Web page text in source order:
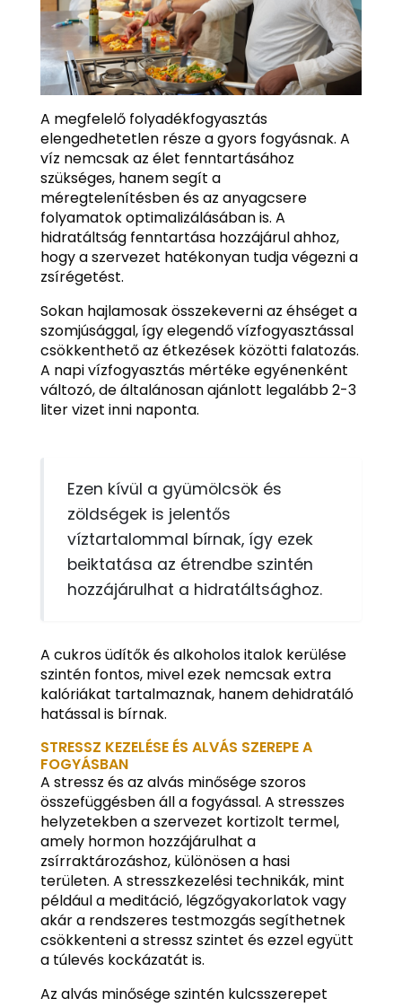
A megfelelő folyadékfogyasztás
elengedhetetlen része a gyors fogyásnak. A
víz nemcsak az élet fenntartásához
szükséges, hanem segít a
méregtelenítésben és az anyagcsere
folyamatok optimalizálásában is. A
hidratáltság fenntartása hozzájárul ahhoz,
hogy a szervezet hatékonyan tudja végezni a
zsírégetést.
Sokan hajlamosak összekeverni az éhséget a
szomjúsággal, így elegendő vízfogyasztással
csökkenthető az étkezések közötti falatozás.
A napi vízfogyasztás mértéke egyénenként
változó, de általánosan ajánlott legalább 2-3
liter vizet inni naponta.
Ezen kívül a gyümölcsök és
zöldségek is jelentős
víztartalommal bírnak, így ezek
beiktatása az étrendbe szintén
hozzájárulhat a hidratáltsághoz.
A cukros üdítők és alkoholos italok kerülése
szintén fontos, mivel ezek nemcsak extra
kalóriákat tartalmaznak, hanem dehidratáló
hatással is bírnak.
STRESSZ KEZELÉSE ÉS ALVÁS SZEREPE A
FOGYÁSBAN
A stressz és az alvás minősége szoros
összefüggésben áll a fogyással. A stresszes
helyzetekben a szervezet kortizolt termel,
amely hormon hozzájárulhat a
zsírraktározáshoz, különösen a hasi
területen. A stresszkezelési technikák, mint
például a meditáció, légzőgyakorlatok vagy
akár a rendszeres testmozgás segíthetnek
csökkenteni a stressz szintet és ezzel együtt
a túlevés kockázatát is.
Az alvás minősége szintén kulcsszerepet